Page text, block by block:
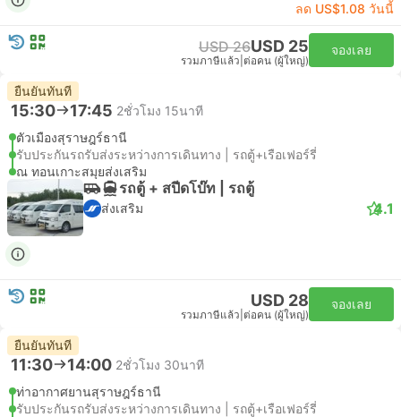
ลด US$1.08 วันนี้
USD 26USD 25
รวมภาษีแล้ว ต่อคน (ผู้ใหญ่)
จองเลย
ยืนยันทันที
15:30 17:45 2ชั่วโมง 15นาที
ตัวเมืองสุราษฎร์ธานี
รับประกันรถรับส่งระหว่างการเดินทาง | รถตู้+เรือเฟอร์รี่
ณ ทอนเกาะสมุยส่งเสริม
รถตู้ + สปีดโบ๊ท | รถตู้
ส่งเสริม 4.1
USD 28
รวมภาษีแล้ว ต่อคน (ผู้ใหญ่)
จองเลย
ยืนยันทันที
11:30 14:00 2ชั่วโมง 30นาที
ท่าอากาศยานสุราษฎร์ธานี
รับประกันรถรับส่งระหว่างการเดินทาง | รถตู้+เรือเฟอร์รี่